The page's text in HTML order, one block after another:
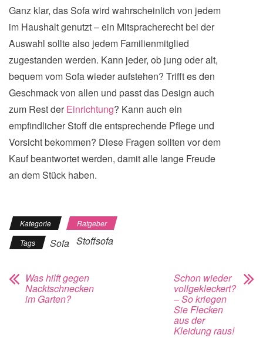
Ganz klar, das Sofa wird wahrscheinlich von jedem
im Haushalt genutzt – ein Mitspracherecht bei der
Auswahl sollte also jedem Familienmitglied
zugestanden werden. Kann jeder, ob jung oder alt,
bequem vom Sofa wieder aufstehen? Trifft es den
Geschmack von allen und passt das Design auch
zum Rest der Einrichtung? Kann auch ein
empfindlicher Stoff die entsprechende Pflege und
Vorsicht bekommen? Diese Fragen sollten vor dem
Kauf beantwortet werden, damit alle lange Freude
an dem Stück haben.
Kategorie
Ratgeber
Tags
Sofa Stoffsofa
Was hilft gegen
Nacktschnecken
im Garten?
Schon wieder
vollgekleckert?
– So kriegen
Sie Flecken
aus der
Kleidung raus!